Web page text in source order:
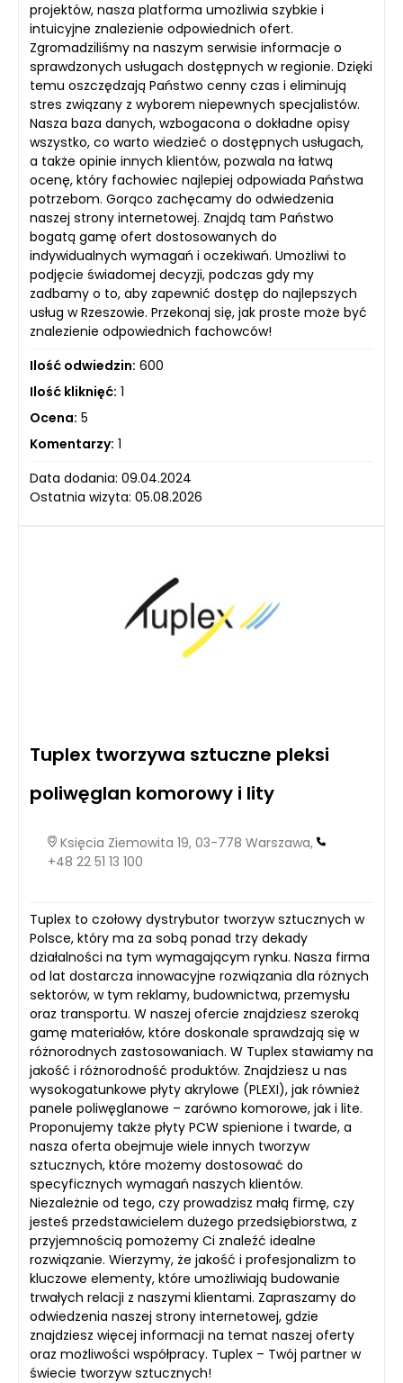
projektów, nasza platforma umożliwia szybkie i
intuicyjne znalezienie odpowiednich ofert.
Zgromadziliśmy na naszym serwisie informacje o
sprawdzonych usługach dostępnych w regionie. Dzięki
temu oszczędzają Państwo cenny czas i eliminują
stres związany z wyborem niepewnych specjalistów.
Nasza baza danych, wzbogacona o dokładne opisy
wszystko, co warto wiedzieć o dostępnych usługach,
a także opinie innych klientów, pozwala na łatwą
ocenę, który fachowiec najlepiej odpowiada Państwa
potrzebom. Gorąco zachęcamy do odwiedzenia
naszej strony internetowej. Znajdą tam Państwo
bogatą gamę ofert dostosowanych do
indywidualnych wymagań i oczekiwań. Umożliwi to
podjęcie świadomej decyzji, podczas gdy my
zadbamy o to, aby zapewnić dostęp do najlepszych
usług w Rzeszowie. Przekonaj się, jak proste może być
znalezienie odpowiednich fachowców!
Ilość odwiedzin: 600
Ilość kliknięć: 1
Ocena: 5
Komentarzy: 1
Data dodania: 09.04.2024
Ostatnia wizyta: 05.08.2026
Tuplex tworzywa sztuczne pleksi
poliwęglan komorowy i lity
Księcia Ziemowita 19, 03-778 Warszawa,
+48 22 51 13 100
Tuplex to czołowy dystrybutor tworzyw sztucznych w
Polsce, który ma za sobą ponad trzy dekady
działalności na tym wymagającym rynku. Nasza firma
od lat dostarcza innowacyjne rozwiązania dla różnych
sektorów, w tym reklamy, budownictwa, przemysłu
oraz transportu. W naszej ofercie znajdziesz szeroką
gamę materiałów, które doskonale sprawdzają się w
różnorodnych zastosowaniach. W Tuplex stawiamy na
jakość i różnorodność produktów. Znajdziesz u nas
wysokogatunkowe płyty akrylowe (PLEXI), jak również
panele poliwęglanowe – zarówno komorowe, jak i lite.
Proponujemy także płyty PCW spienione i twarde, a
nasza oferta obejmuje wiele innych tworzyw
sztucznych, które możemy dostosować do
specyficznych wymagań naszych klientów.
Niezależnie od tego, czy prowadzisz małą firmę, czy
jesteś przedstawicielem dużego przedsiębiorstwa, z
przyjemnością pomożemy Ci znaleźć idealne
rozwiązanie. Wierzymy, że jakość i profesjonalizm to
kluczowe elementy, które umożliwiają budowanie
trwałych relacji z naszymi klientami. Zapraszamy do
odwiedzenia naszej strony internetowej, gdzie
znajdziesz więcej informacji na temat naszej oferty
oraz możliwości współpracy. Tuplex – Twój partner w
świecie tworzyw sztucznych!